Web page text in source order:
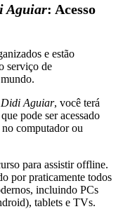
Aguiar: Acesso
e estão
serviço de
Aguiar, você terá
pode ser acessado
computador ou
para assistir offline.
por praticamente todos
incluindo PCs
tablets e TVs.